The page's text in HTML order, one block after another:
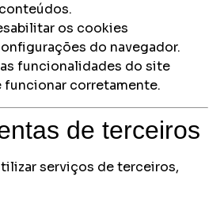
os cookies
do navegador.
funcionalidades do site
funcionar corretamente.
de terceiros
serviços de terceiros,